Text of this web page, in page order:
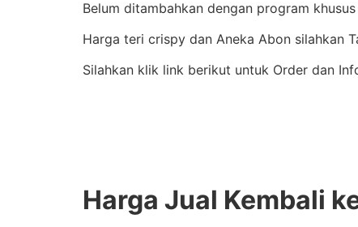
Belum ditambahkan dengan program
Harga teri crispy dan Aneka Abon silahkan
Silahkan klik link berikut untuk Order dan
Harga Jual Kembali